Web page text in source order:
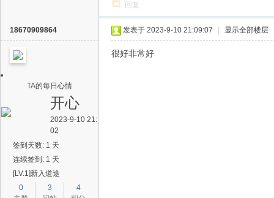
回复
18670909864
TA的每日心情
开心
2023-9-10 21:
02
签到天数: 1 天
连续签到: 1 天
[LV.1]新入道途
0
3
4
发表于 2023-9-10 21:09:07 显示全部楼层
很好非常好